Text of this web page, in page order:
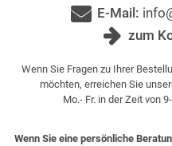
E-Mail:
zum
Wenn Sie Fragen zu Ihrer
möchten, erreichen Sie
Mo.- Fr. in der Zeit von
Wenn Sie eine persönliche